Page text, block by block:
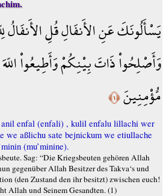
يَسْأَلُونَكَ عَنِ الأَنفَالِ قُلِ الأَنفَالُ
وَأَصْلِحُواْ ذَاتَ بِيْنِكُمْ وَأَطِيعُواْ
مُّؤْمِنِينَ﴿١﴾
anil enfal (enfali) , kulil enfalu lillachi wer
we aßlichu sate bejnickum we etiullache
(mu’minine).
Sag: “Die Kriegsbeuten gehören Allah
gegenüber Allah Besitzer des Takva‘s und
(den Zustand den ihr besitzt) zwischen euch!
Allah und Seinem Gesandten. (1)